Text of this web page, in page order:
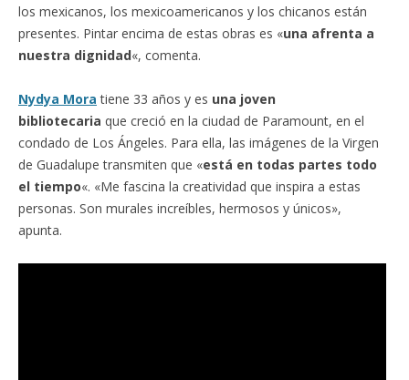
los mexicanos, los mexicoamericanos y los chicanos están
presentes. Pintar encima de estas obras es «una afrenta a
nuestra dignidad«, comenta.
Nydya Mora tiene 33 años y es una joven
bibliotecaria que creció en la ciudad de Paramount, en el
condado de Los Ángeles. Para ella, las imágenes de la Virgen
de Guadalupe transmiten que «está en todas partes todo
el tiempo«. «Me fascina la creatividad que inspira a estas
personas. Son murales increíbles, hermosos y únicos»,
apunta.